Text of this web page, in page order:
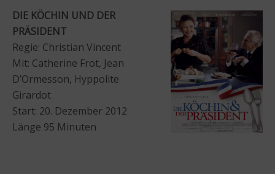
DIE KÖCHIN UND DER
PRÄSIDENT
Regie: Christian Vincent
Mit: Catherine Frot, Jean
D’Ormesson, Hyppolite
Girardot
Start: 20. Dezember 2012
Länge 95 Minuten